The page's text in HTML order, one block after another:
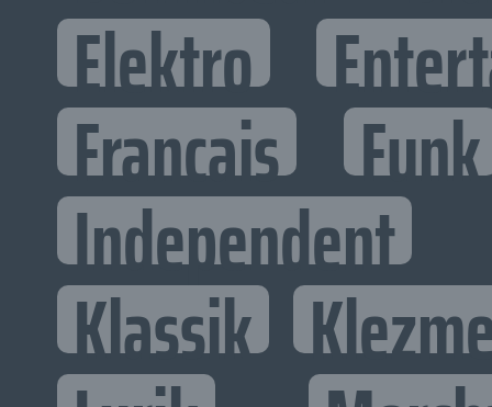
Elektro
Francais Funk
Independent
Klassik